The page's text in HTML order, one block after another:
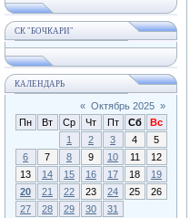
СК "БОЧКАРИ"
КАЛЕНДАРЬ
« Октябрь 2025 »
Пн
Вт Ср Чт Пт Сб
Вс
1
2 3 4
5
6
7 8 9 10 11
12
13
14 15 16 17 18
19
20
21 22 23 24 25
26
27
28 29 30 31